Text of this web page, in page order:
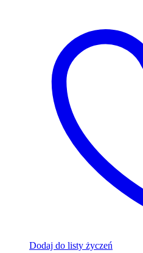
Dodaj do listy życzeń